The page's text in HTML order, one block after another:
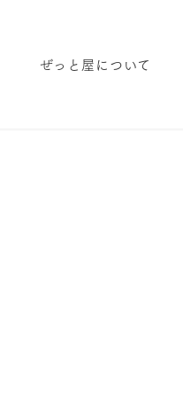
ぜっと屋について